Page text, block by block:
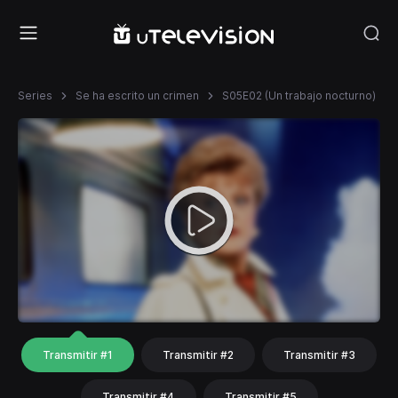
Series Se ha escrito un crimen S05E02 (Un trabajo nocturno)
Transmitir #1 Transmitir #2 Transmitir #3